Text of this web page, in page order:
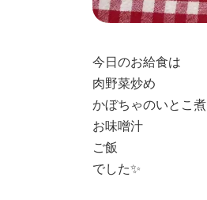
今日のお給食は
肉野菜炒め
かぼちゃのいとこ煮
お味噌汁
ご飯
でした✨